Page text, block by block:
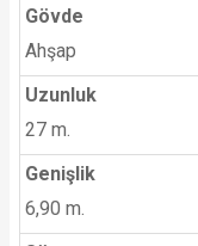
Gövde
Ahşap
Uzunluk
27 m.
Genişlik
6,90 m.